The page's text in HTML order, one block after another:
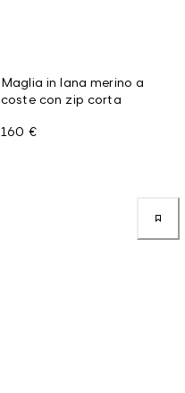
Maglia in lana merino a
coste con zip corta
160 €